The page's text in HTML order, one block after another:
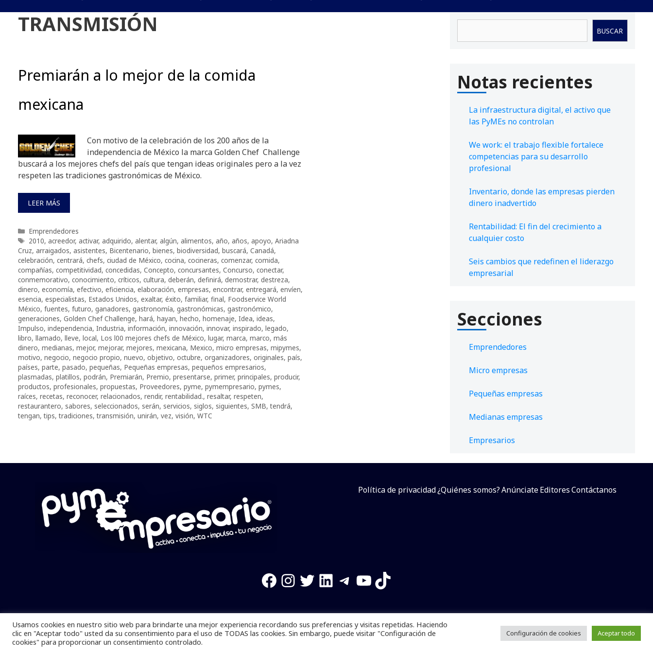
TRANSMISIÓN
Premiarán a lo mejor de la comida
mexicana
Con motivo de la celebración de los 200 años de la
independencia de México la marca Golden Chef Challenge
buscará a los mejores chefs del país que tengan ideas originales pero a la vez
respeten las tradiciones gastronómicas de México.
LEER MÁS
Categorías
Emprendedores
Etiquetas
2010, acreedor, activar, adquirido, alentar, algún, alimentos, año, años, apoyo, Ariadna
Cruz, arraigados, asistentes, Bicentenario, bienes, biodiversidad, buscará, Canadá,
celebración, centrará, chefs, ciudad de México, cocina, cocineras, comenzar, comida,
compañías, competitividad, concedidas, Concepto, concursantes, Concurso, conectar,
conmemorativo, conocimiento, críticos, cultura, deberán, definirá, demostrar, destreza,
dinero, economía, efectivo, eficiencia, elaboración, empresas, encontrar, entregará, envíen,
esencia, especialistas, Estados Unidos, exaltar, éxito, familiar, final, Foodservice World
México, fuentes, futuro, ganadores, gastronomía, gastronómicas, gastronómico,
generaciones, Golden Chef Challenge, hará, hayan, hecho, homenaje, Idea, ideas,
Impulso, independencia, Industria, información, innovación, innovar, inspirado, legado,
libro, llamado, lleve, local, Los l00 mejores chefs de México, lugar, marca, marco, más
dinero, medianas, mejor, mejorar, mejores, mexicana, Mexico, micro empresas, mipymes,
motivo, negocio, negocio propio, nuevo, objetivo, octubre, organizadores, originales, país,
países, parte, pasado, pequeñas, Pequeñas empresas, pequeños empresarios,
plasmadas, platillos, podrán, Premiarán, Premio, presentarse, primer, principales, producir,
productos, profesionales, propuestas, Proveedores, pyme, pymempresario, pymes,
raíces, recetas, reconocer, relacionados, rendir, rentabilidad., resaltar, respeten,
restaurantero, sabores, seleccionados, serán, servicios, siglos, siguientes, SMB,tendrá,
tengan,tips,tradiciones,transmisión, unirán, vez, visión, WTC
BUSCAR
Notas recientes
La infraestructura digital, el activo que
las PyMEs no controlan
We work: el trabajo flexible fortalece
competencias para su desarrollo
profesional
Inventario, donde las empresas pierden
dinero inadvertido
Rentabilidad: El fin del crecimiento a
cualquier costo
Seis cambios que redefinen el liderazgo
empresarial
Secciones
Emprendedores
Micro empresas
Pequeñas empresas
Medianas empresas
Empresarios
Política de privacidad¿Quiénes somos?AnúnciateEditoresContáctanos
Facebook
Instagram
Twitter
LinkedIn
Telegram
YouTube
TikTok
Pymempresario © 2025 Todos los derechos reservados. Se prohibe el uso de la información total o parcial sin dar referencia a la fuente.
Desarrollado poryalla ya!
Usamos cookies en nuestro sitio web para brindarte una mejor experiencia recordando sus preferencias y visitas repetidas. Haciendo
clic en "Aceptar todo" usted da su consentimiento para el uso de TODAS las cookies. Sin embargo, puede visitar "Configuración de
cookies" para proporcionar un consentimiento controlado.
Configuración de cookies Aceptar todo